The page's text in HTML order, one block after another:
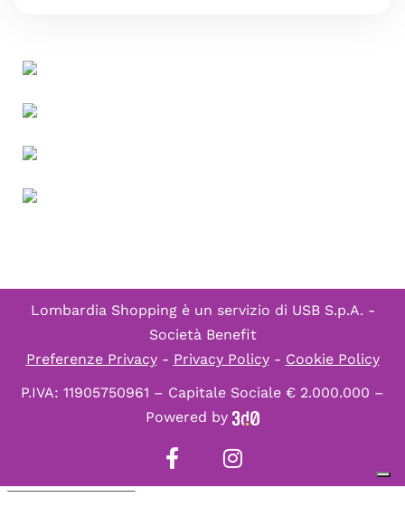
Lombardia Shopping è un servizio di USB S.p.A. -
Società Benefit
Preferenze Privacy- Privacy Policy- Cookie Policy
P.IVA: 11905750961 – Capitale Sociale € 2.000.000 –
Powered by